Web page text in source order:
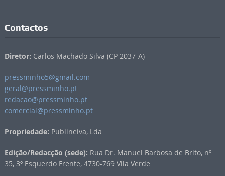
Contactos
Diretor: Carlos Machado Silva (CP 2037-A)
pressminho5@gmail.com
geral@pressminho.pt
redacao@pressminho.pt
comercial@pressminho.pt
Propriedade: Publineiva, Lda
Edição/Redacção (sede): Rua Dr. Manuel Barbosa de Brito, nº
35, 3º Esquerdo Frente, 4730-769 Vila Verde